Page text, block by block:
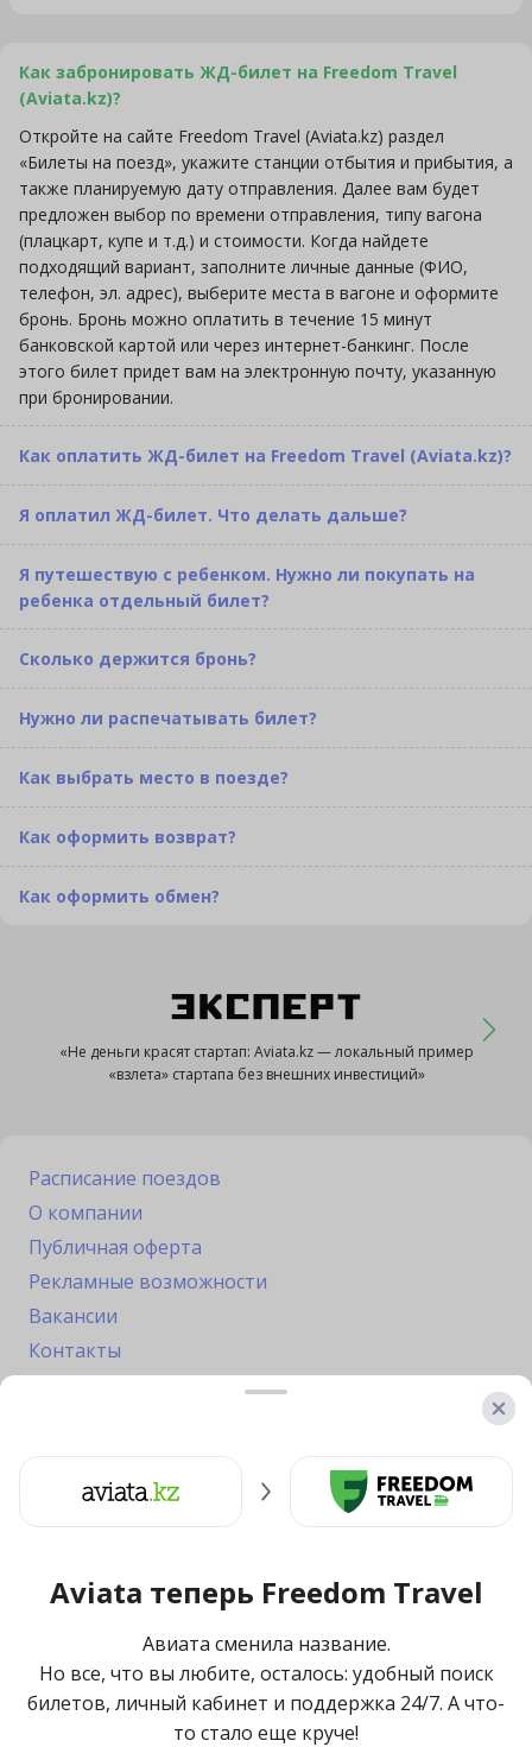
Как забронировать ЖД-билет на Freedom Travel
(Aviata.kz)?
Откройте на сайте Freedom Travel (Aviata.kz) раздел
«Билеты на поезд», укажите станции отбытия и прибытия, а
также планируемую дату отправления. Далее вам будет
предложен выбор по времени отправления, типу вагона
(плацкарт, купе и т.д.) и стоимости. Когда найдете
подходящий вариант, заполните личные данные (ФИО,
телефон, эл. адрес), выберите места в вагоне и оформите
бронь. Бронь можно оплатить в течение 15 минут
банковской картой или через интернет-банкинг. После
этого билет придет вам на электронную почту, указанную
при бронировании.
Как оплатить ЖД-билет на Freedom Travel (Aviata.kz)?
Я оплатил ЖД-билет. Что делать дальше?
Я путешествую с ребенком. Нужно ли покупать на
ребенка отдельный билет?
Сколько держится бронь?
Нужно ли распечатывать билет?
Как выбрать место в поезде?
Как оформить возврат?
Как оформить обмен?
«Не деньги красят стартап: Aviata.kz — локальный пример
«взлета» стартапа без внешних инвестиций»
Расписание поездов
О компании
Публичная оферта
Рекламные возможности
Вакансии
Контакты
Aviata теперь Freedom Travel
Авиата сменила название.
Но все, что вы любите, осталось: удобный поиск
билетов, личный кабинет и поддержка 24/7. А что-
то стало еще круче!
Freedom Travel (Авиата) — лидер по продаже
О компании
Публичная оферта
Рекламные возможности
Политика конфиденциальности